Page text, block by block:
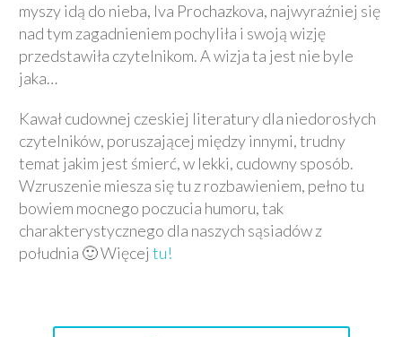
myszy idą do nieba, Iva Prochazkova, najwyraźniej się
nad tym zagadnieniem pochyliła i swoją wizję
przedstawiła czytelnikom. A wizja ta jest nie byle
jaka…
Kawał cudownej czeskiej literatury dla niedorosłych
czytelników, poruszającej między innymi, trudny
temat jakim jest śmierć, w lekki, cudowny sposób.
Wzruszenie miesza się tu z rozbawieniem, pełno tu
bowiem mocnego poczucia humoru, tak
charakterystycznego dla naszych sąsiadów z
południa 🙂 Więcej tu!